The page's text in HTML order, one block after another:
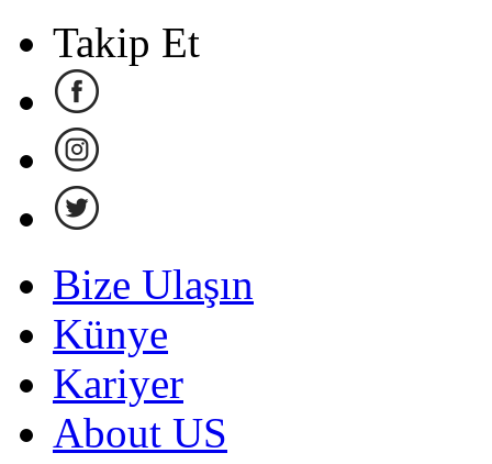
Takip Et
Bize Ulaşın
Künye
Kariyer
About US